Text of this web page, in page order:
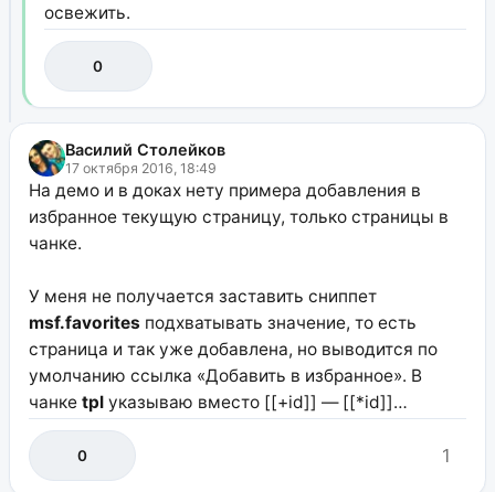
освежить.
0
Василий Столейков
17 октября 2016, 18:49
На демо и в доках нету примера добавления в
избранное текущую страницу, только страницы в
чанке.
У меня не получается заставить сниппет
msf.favorites подхватывать значение, то есть
страница и так уже добавлена, но выводится по
умолчанию ссылка «Добавить в избранное». В
чанке tplуказываю вместо [[+id]] — [[*id]]…
0 1